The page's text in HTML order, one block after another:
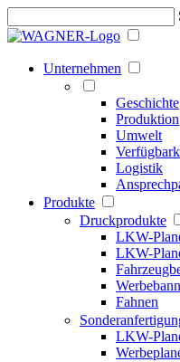
Unternehmen
Geschichte
Produktion
Umwelt
Logistik
Produkte
Druckprodukte
LKW-
LKW-
Fahnen
LKW-